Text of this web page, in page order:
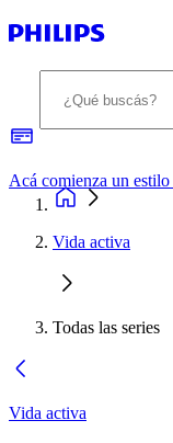
Vida activa
Todas las series
Vida activa